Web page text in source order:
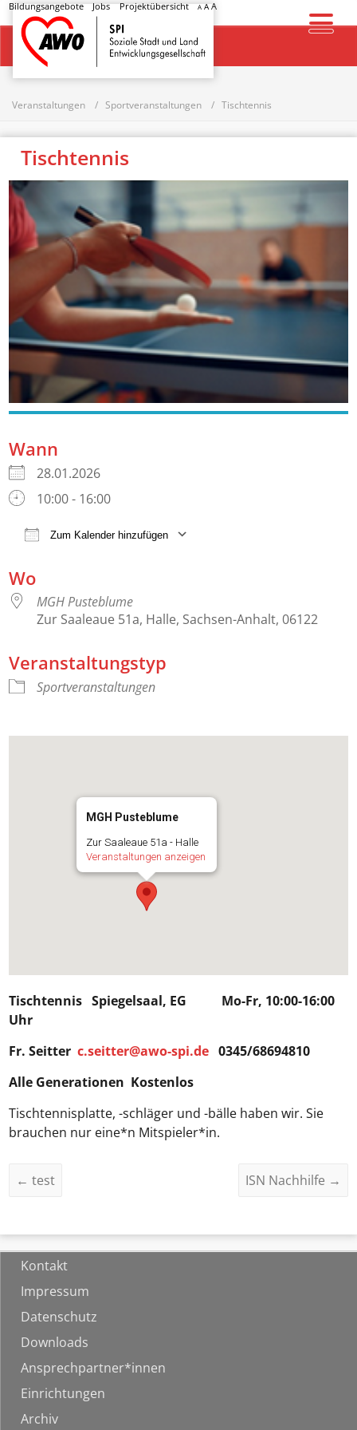
Bildungsangebote Jobs Projektübersicht A AA
Startseite
Veranstaltungen Sportveranstaltungen Tischtennis
Tischtennis
Wann
28.01.2026
10:00 - 16:00
Zum Kalender hinzufügen
Wo
MGH Pusteblume
Zur Saaleaue 51a, Halle, Sachsen-Anhalt, 06122
Veranstaltungstyp
Sportveranstaltungen
MGH Pusteblume
Zur Saaleaue 51a - Halle
Veranstaltungen anzeigen
Tischtennis Spiegelsaal, EG Mo-Fr, 10:00-16:00
Uhr
Fr. Seitterc.seitter@awo-spi.de 0345/68694810
Alle Generationen Kostenlos
Tischtennisplatte, -schläger und -bälle haben wir. Sie
brauchen nur eine*n Mitspieler*in.
← test ISN Nachhilfe →
Kontakt
Impressum
Datenschutz
Downloads
Ansprechpartner*innen
Einrichtungen
Archiv